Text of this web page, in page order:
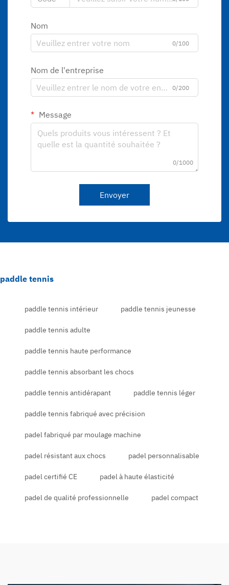
Nom
0/100
Nom de l'entreprise
0/200
Message
0/1000
Envoyer
paddle tennis
paddle tennis intérieur paddle tennis jeunesse
paddle tennis adulte
paddle tennis haute performance
paddle tennis absorbant les chocs
paddle tennis antidérapant paddle tennis léger
paddle tennis fabriqué avec précision
padel fabriqué par moulage machine
padel résistant aux chocs padel personnalisable
padel certifié CE padel à haute élasticité
padel de qualité professionnelle padel compact